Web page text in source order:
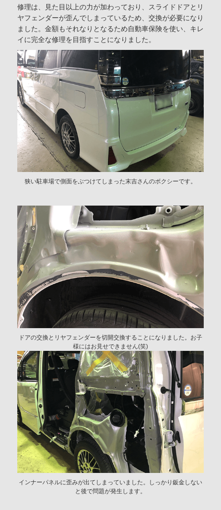
修理は、見た目以上の力が加わっており、スライドドアとリ
ヤフェンダーが歪んでしまっているため、交換が必要になり
ました。金額もそれなりとなるため自動車保険を使い、キレ
イに完全な修理を目指すことになりました。
狭い駐車場で側面をぶつけてしまった末吉さんのボクシーです。
ドアの交換とリヤフェンダーを切開交換することになりました。お子
様にはお見せできません(笑)
インナーパネルに歪みが出てしまっていました。しっかり鈑金しない
と後で問題が発生します。